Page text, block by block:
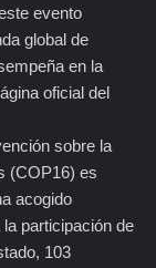
evento
global de
en la
oficial del
sobre la
(COP16) es
acogido
participación de
103